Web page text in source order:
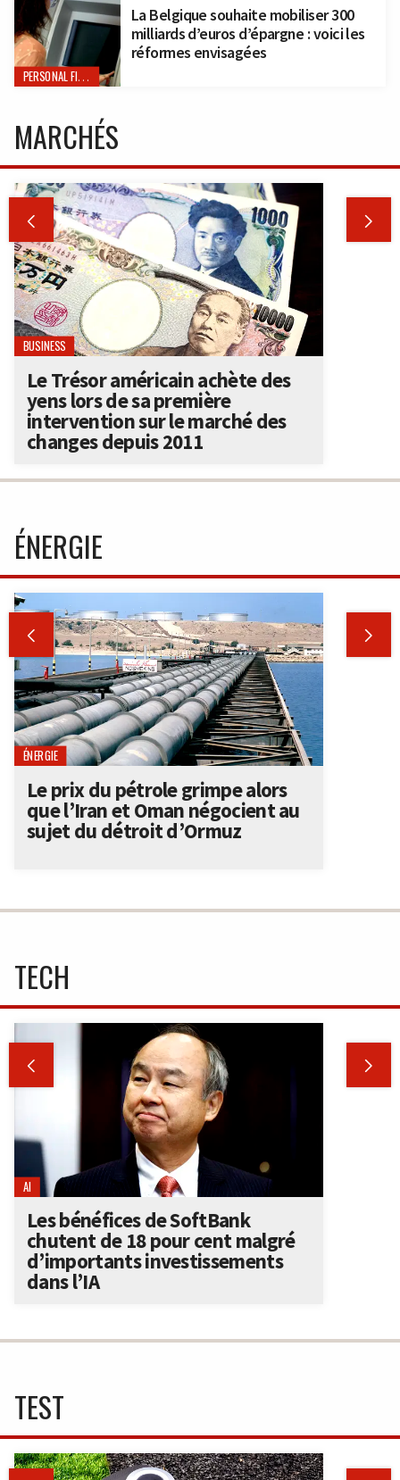
PERSONAL FINANCE
La Belgique souhaite mobiliser 300
milliards d’euros d’épargne : voici les
réformes envisagées
MARCHÉS
 
BUSINESS
Le Trésor américain achète des
yens lors de sa première
intervention sur le marché des
changes depuis 2011
ÉNERGIE
 
ÉNERGIE
Le prix du pétrole grimpe alors
que l’Iran et Oman négocient au
sujet du détroit d’Ormuz
TECH
 
AI
Les bénéfices de SoftBank
chutent de 18 pour cent malgré
d’importants investissements
dans l’IA
TEST